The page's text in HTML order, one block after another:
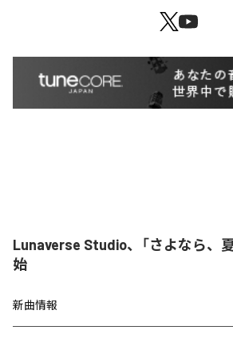
Lunaverse Studio、「さよなら、
始
新曲情報